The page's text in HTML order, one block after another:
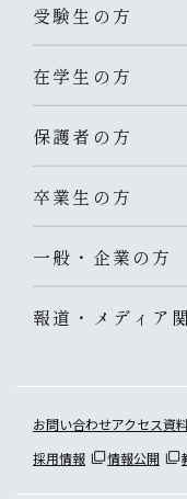
受験生の方
在学生の方
保護者の方
卒業生の方
一般・企業の方
報道・メディア
お問い合わせアクセス資
採用情報
情報公開